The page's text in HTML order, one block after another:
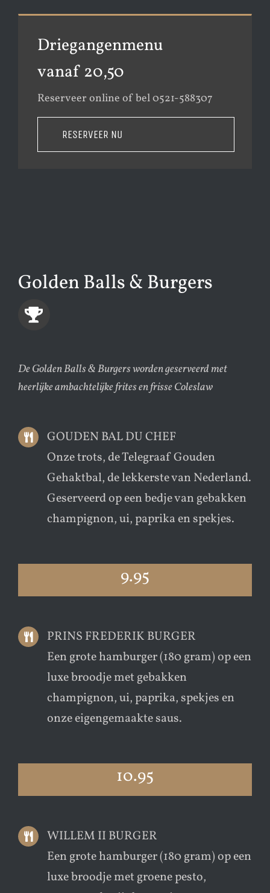
Driegangenmenu
vanaf 20,50
Reserveer online of bel 0521-588307
RESERVEER NU
Golden Balls & Burgers
De Golden Balls & Burgers worden geserveerd met
heerlijke ambachtelijke frites en frisse Coleslaw
GOUDEN BAL DU CHEF
Onze trots, de Telegraaf Gouden
Gehaktbal, de lekkerste van Nederland.
Geserveerd op een bedje van gebakken
champignon, ui, paprika en spekjes.
9.95
PRINS FREDERIK BURGER
Een grote hamburger (180 gram) op een
luxe broodje met gebakken
champignon, ui, paprika, spekjes en
onze eigengemaakte saus.
10.95
WILLEM II BURGER
Een grote hamburger (180 gram) op een
luxe broodje met groene pesto,